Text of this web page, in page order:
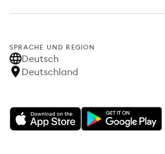
SPRACHE UND REGION
Deutsch
Deutschland